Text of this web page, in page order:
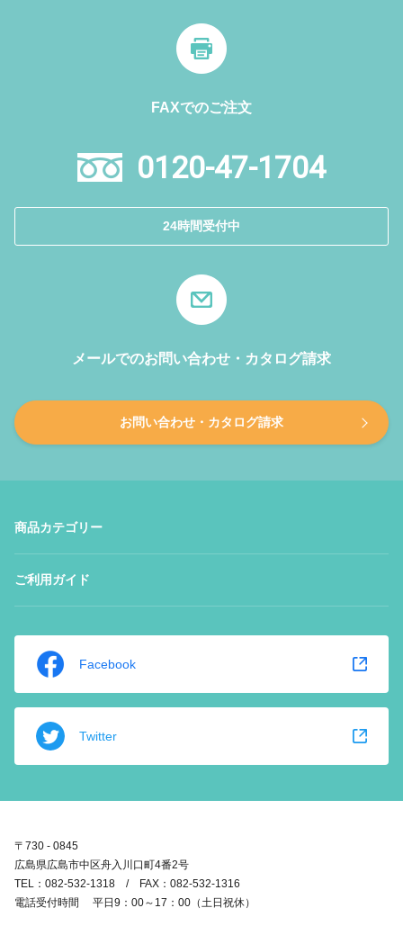
FAXでのご注文
0120-47-1704
24時間受付中
メールでのお問い合わせ・カタログ請求
お問い合わせ・カタログ請求
商品カテゴリー
ご利用ガイド
Facebook
Twitter
〒730 - 0845
広島県広島市中区舟入川口町4番2号
TEL：082-532-1318 / FAX：082-532-1316
電話受付時間 平日9：00～17：00（土日祝休）